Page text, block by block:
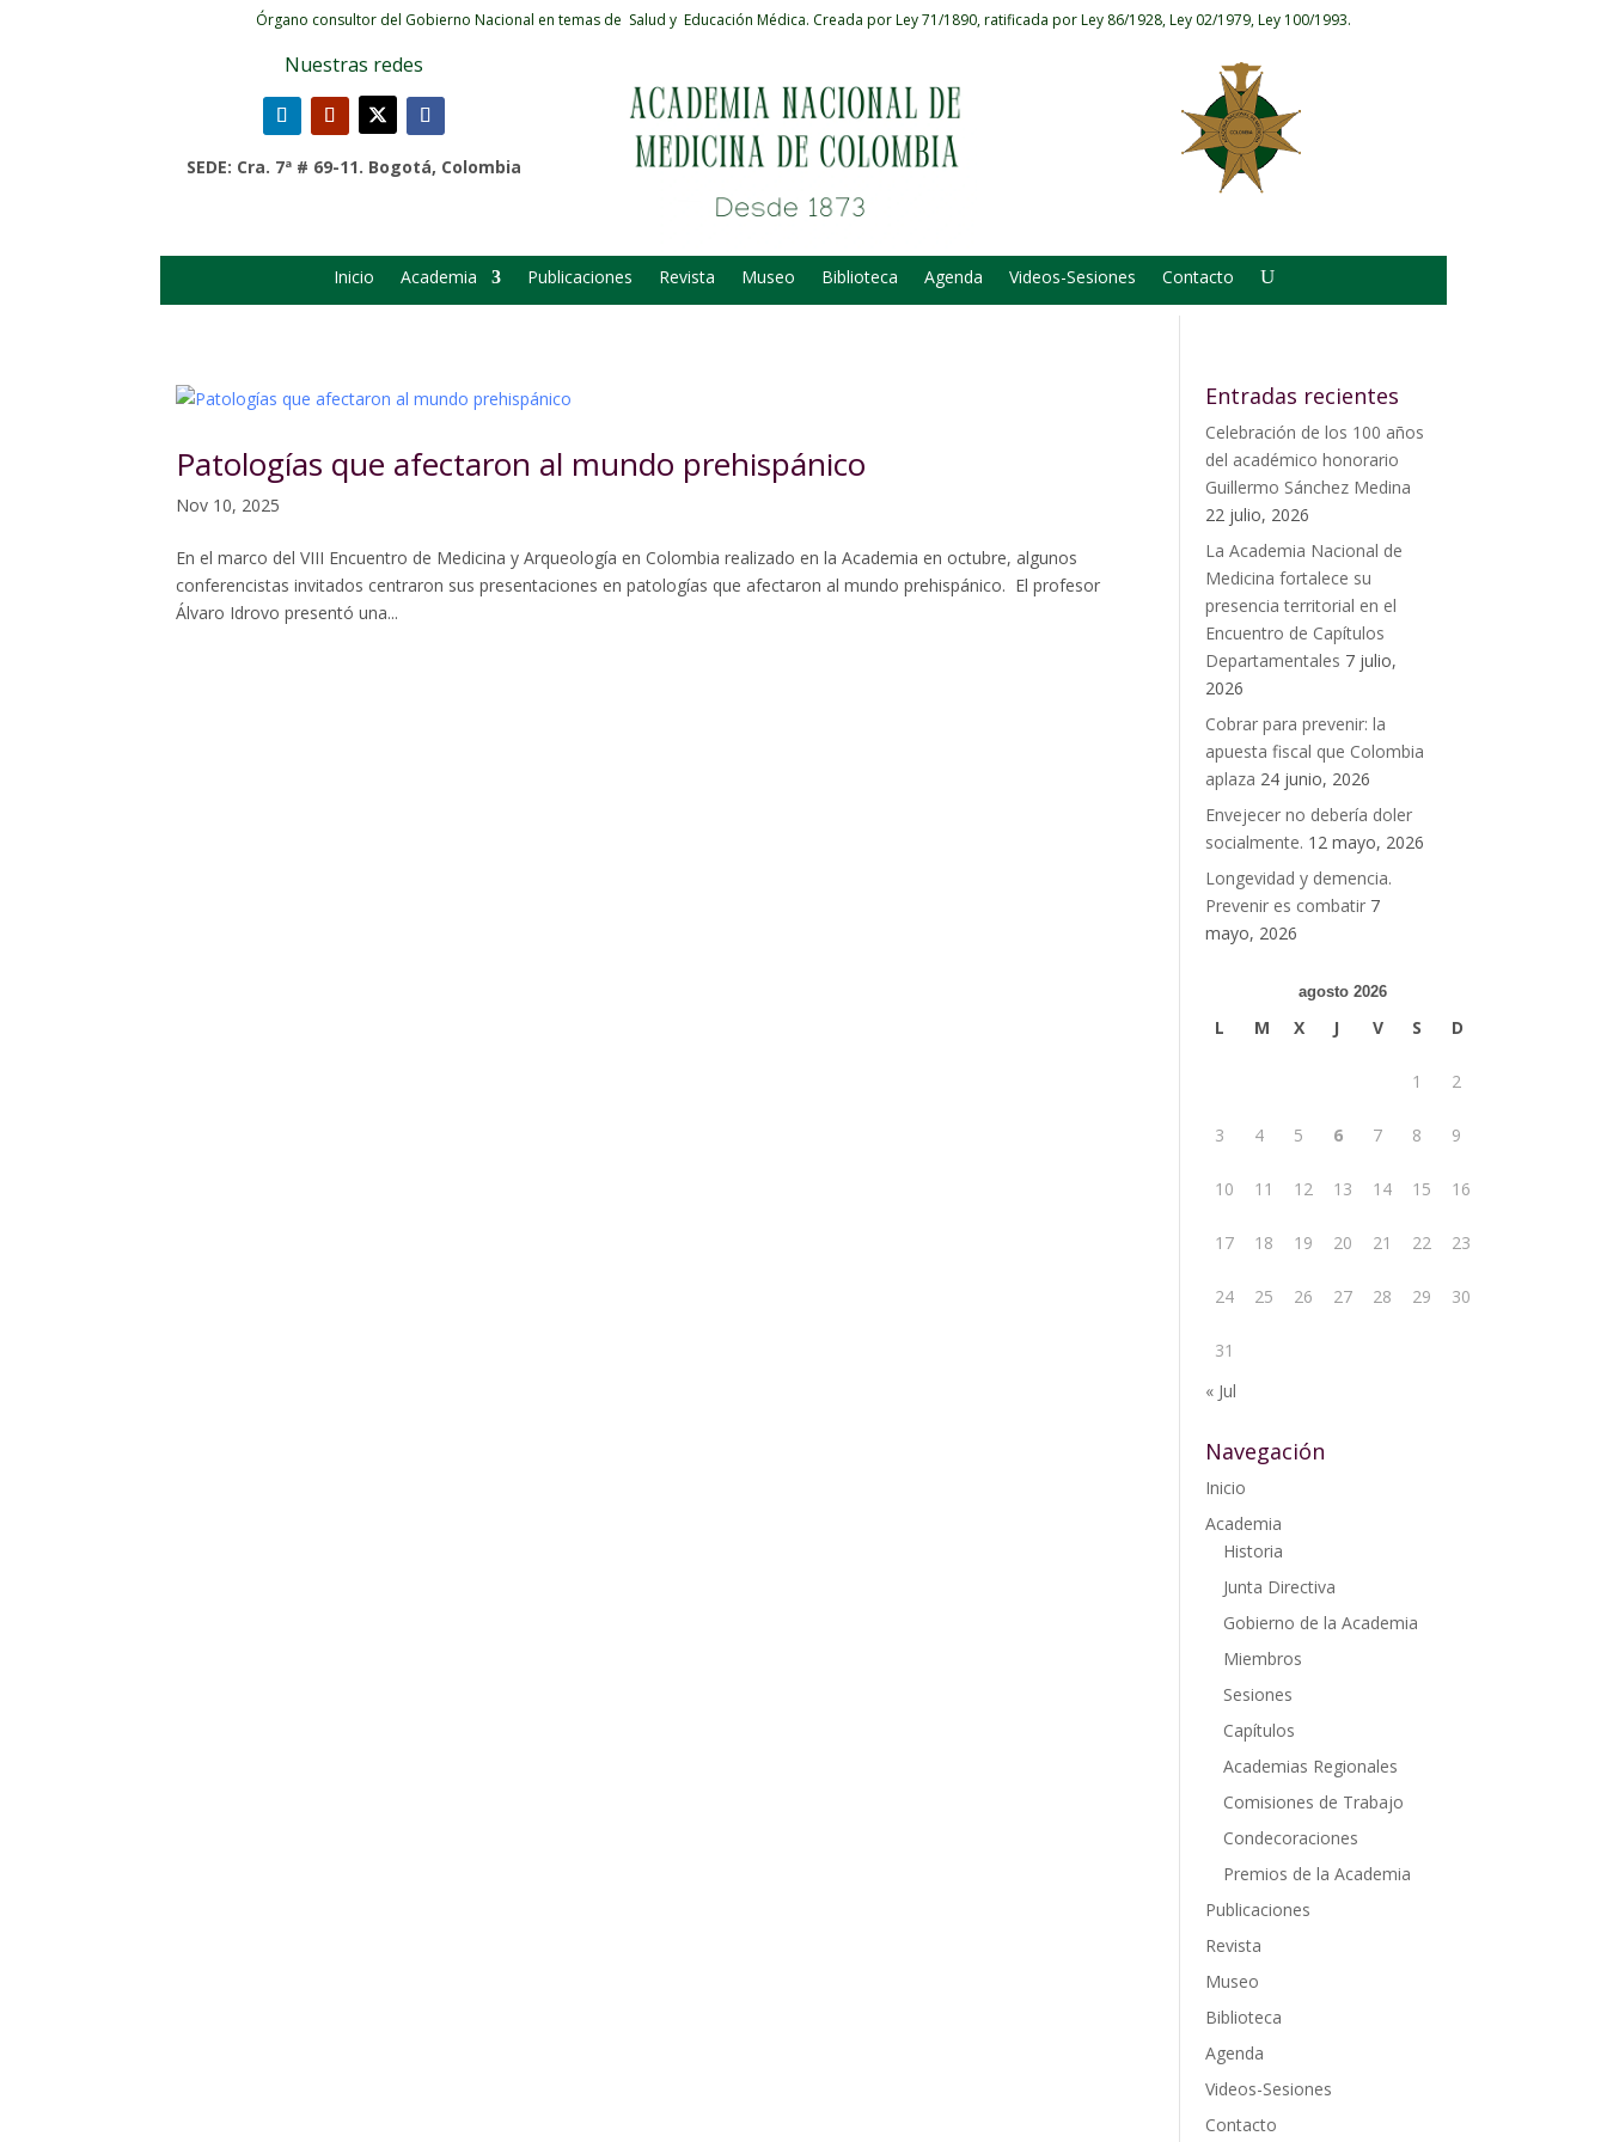
Órgano consultor del Gobierno Nacional en temas de Salud y Educación Médica. Creada por Ley 71/1890, ratificada por Ley 86/1928, Ley 02/1979, Ley 100/1993.
Nuestras redes
SEDE: Cra. 7ª # 69-11. Bogotá, Colombia
Inicio Academia Publicaciones Revista Museo Biblioteca Agenda Videos-Sesiones Contacto
Patologías que afectaron al mundo prehispánico
Nov 10, 2025
En el marco del VIII Encuentro de Medicina y Arqueología en Colombia realizado en la Academia en octubre, algunos
conferencistas invitados centraron sus presentaciones en patologías que afectaron al mundo prehispánico. El profesor
Álvaro Idrovo presentó una...
Entradas recientes
Celebración de los 100 años
del académico honorario
Guillermo Sánchez Medina
22 julio, 2026
La Academia Nacional de
Medicina fortalece su
presencia territorial en el
Encuentro de Capítulos
Departamentales 7 julio,
2026
Cobrar para prevenir: la
apuesta fiscal que Colombia
aplaza 24 junio, 2026
Envejecer no debería doler
socialmente. 12 mayo, 2026
Longevidad y demencia.
Prevenir es combatir 7
mayo, 2026
agosto 2026
L M X J V S D
1 2
3 4 5 6 7 8 9
10 11 12 13 14 15 16
17 18 19 20 21 22 23
24 25 26 27 28 29 30
31
« Jul
Navegación
Inicio
Academia
Historia
Junta Directiva
Gobierno de la Academia
Miembros
Sesiones
Capítulos
Academias Regionales
Comisiones de Trabajo
Condecoraciones
Premios de la Academia
Publicaciones
Revista
Museo
Biblioteca
Agenda
Videos-Sesiones
Contacto